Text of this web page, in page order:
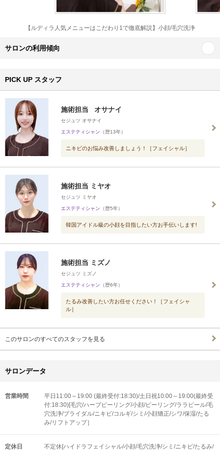
【ルディラ人気メニューはこだわり1で徹底解説】小顔/毛穴洗浄
サロンの利用傾向
PICK UP スタッフ
施術担当 オサナイ
セジュツ オサナイ
エステティシャン （歴13年）
ニキビのお悩み改善しましょう！［フェイシャル］
施術担当 ミヤオ
セジュツ ミヤオ
エステティシャン （歴5年）
韓国アイドル級の小顔を目指したい方お手伝いします!
施術担当 ミズノ
セジュツ ミズノ
エステティシャン （歴6年）
たるみ改善したい方お任せください！［フェイシャ
ル］
このサロンのすべてのスタッフを見る
サロンデータ
営業時間
平日11:00～19:00 (最終受付:18:30)/土日祝10:00～19:00(最終受
付:18:30)[毛穴/ハーブピーリング/小顔/ピーリング/ララピール/毛
穴洗浄/ブライダル/ニキビ/コルギ/シミ/小顔矯正/シワ/保湿/たる
み/リフトアップ］
定休日 不定休[ハイドラフェイシャル/小顔/毛穴洗浄/シミ/ニキビ/たるみ/